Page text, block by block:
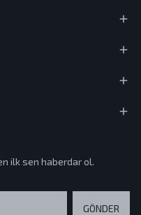
ilk sen haberdar ol.
GÖNDER